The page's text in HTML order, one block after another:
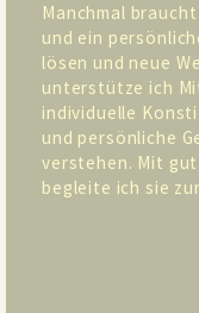
Manchmal
und ein
lösen und neue
unterstütze ich
individuelle
und persönliche
verstehen. Mit
begleite ich sie